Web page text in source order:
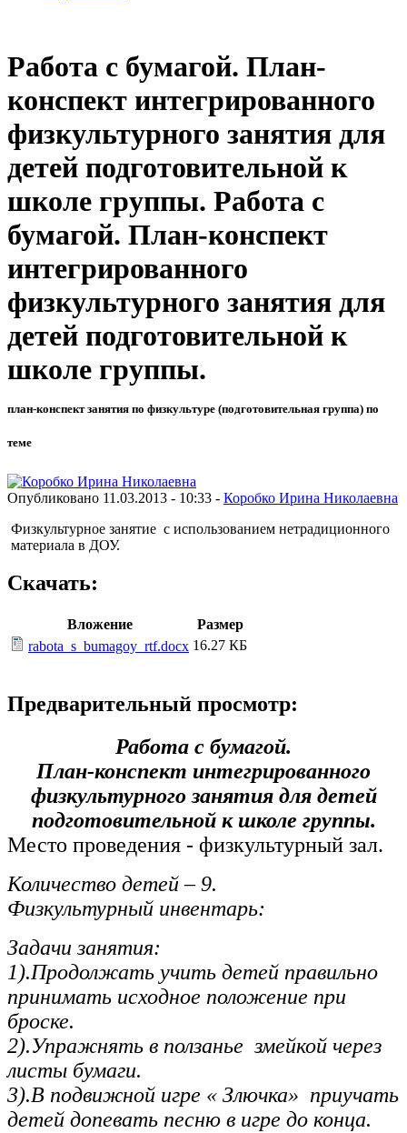
Работа с бумагой. План-
конспект интегрированного
физкультурного занятия для
детей подготовительной к
школе группы. Работа с
бумагой. План-конспект
интегрированного
физкультурного занятия для
детей подготовительной к
школе группы.
план-конспект занятия по физкультуре (подготовительная группа) по
теме
Опубликовано 11.03.2013 - 10:33 - Коробко Ирина Николаевна
Физкультурное занятие с использованием нетрадиционного
материала в ДОУ.
Скачать:
Вложение
Размер
rabota_s_bumagoy_rtf.docx 16.27 КБ
Предварительный просмотр:
Работа с бумагой.
План-конспект интегрированного
физкультурного занятия для детей
подготовительной к школе группы.
Место проведения - физкультурный зал.
Количество детей – 9.
Физкультурный инвентарь:
Задачи занятия:
1).Продолжать учить детей правильно
принимать исходное положение при
броске.
2).Упражнять в ползанье змейкой через
листы бумаги.
3).В подвижной игре « Злючка» приучать
детей допевать песню в игре до конца.